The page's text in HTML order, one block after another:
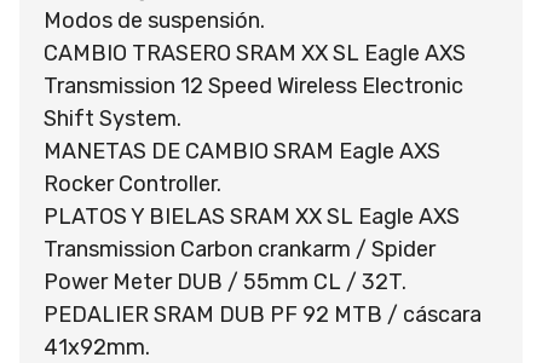
Modos de suspensión.
CAMBIO TRASERO SRAM XX SL Eagle AXS
Transmission 12 Speed Wireless Electronic
Shift System.
MANETAS DE CAMBIO SRAM Eagle AXS
Rocker Controller.
PLATOS Y BIELAS SRAM XX SL Eagle AXS
Transmission Carbon crankarm / Spider
Power Meter DUB / 55mm CL / 32T.
PEDALIER SRAM DUB PF 92 MTB / cáscara
41x92mm.